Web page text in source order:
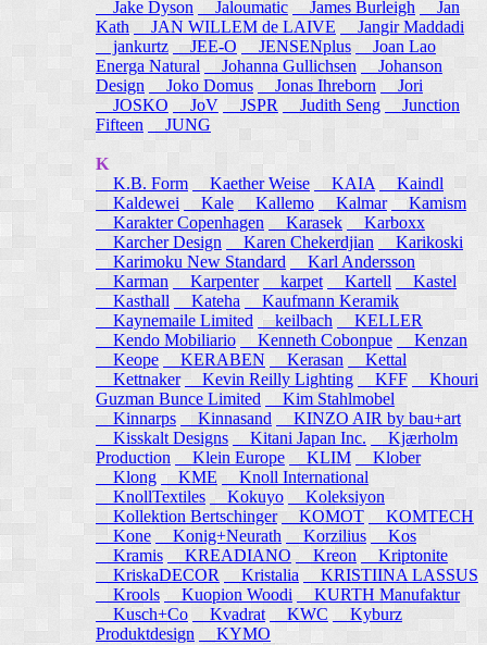
Jake Dyson
Jaloumatic James Burleigh
Jan
Kath
JAN WILLEM de LAIVE
Jangir Maddadi
jankurtz JEE-O JENSENplus
Joan Lao
Energa Natural
Johanna Gullichsen
Johanson
Design
Joko Domus Jonas Ihreborn
Jori
JOSKO
JoV JSPR Judith Seng
Junction
Fifteen
JUNG
K
K.B. Form
Kaether Weise KAIA
Kaindl
Kaldewei
Kale Kallemo Kalmar
Kamism
Karakter Copenhagen
Karasek
Karboxx
Karcher Design
Karen Chekerdjian
Karikoski
Karimoku New Standard
Karl Andersson
Karman
Karpenter karpet Kartell
Kastel
Kasthall
Kateha
Kaufmann Keramik
Kaynemaile Limited keilbach
KELLER
Kendo Mobiliario
Kenneth Cobonpue
Kenzan
Keope
KERABEN Kerasan
Kettal
Kettnaker Kevin Reilly Lighting KFF
Khouri
Guzman Bunce Limited
Kim Stahlmobel
Kinnarps
Kinnasand
KINZO AIR by bau+art
Kisskalt Designs
Kitani Japan Inc.
Kjærholm
Production
Klein Europe KLIM
Klober
Klong
KME
Knoll International
KnollTextiles
Kokuyo
Koleksiyon
Kollektion Bertschinger KOMOT
KOMTECH
Kone
Konig+Neurath Korzilius
Kos
Kramis
KREADIANO Kreon
Kriptonite
KriskaDECOR
Kristalia
KRISTIINA LASSUS
Krools
Kuopion Woodi
KURTH Manufaktur
Kusch+Co
Kvadrat KWC
Kyburz
Produktdesign
KYMO